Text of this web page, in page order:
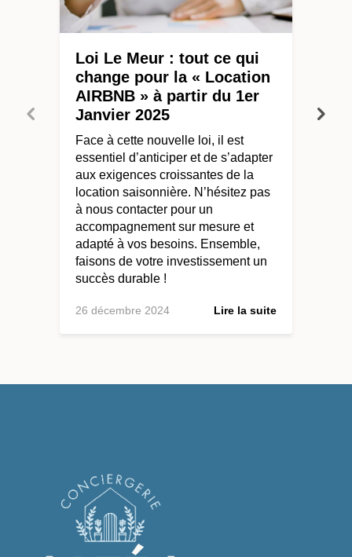
Loi Le Meur : tout ce qui
change pour la « Location
AIRBNB » à partir du 1er
Janvier 2025
Face à cette nouvelle loi, il est
essentiel d’anticiper et de s’adapter
aux exigences croissantes de la
location saisonnière. N’hésitez pas
à nous contacter pour un
accompagnement sur mesure et
adapté à vos besoins. Ensemble,
faisons de votre investissement un
succès durable !
26 décembre 2024 Lire la suite